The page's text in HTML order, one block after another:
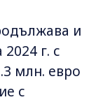
и
г. с
млн. евро
с